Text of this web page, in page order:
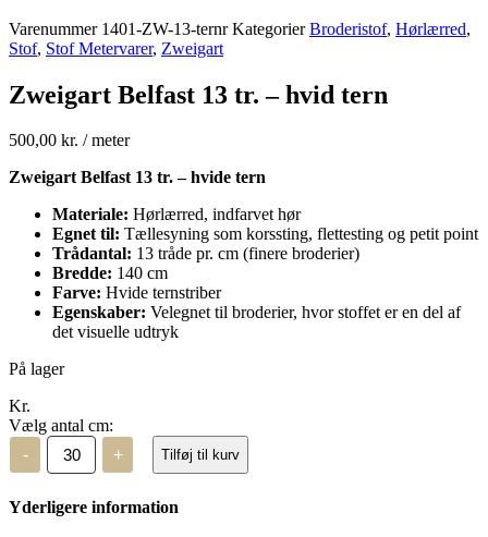
Varenummer 1401-ZW-13-ternrKategorier Broderistof, Hørlærred,
Stof, Stof Metervarer, Zweigart
Zweigart Belfast 13 tr. – hvid tern
500,00 kr. / meter
Zweigart Belfast 13 tr. – hvide tern
Materiale: Hørlærred, indfarvet hør
Egnet til: Tællesyning som korssting, flettesting og petit point
Trådantal: 13 tråde pr. cm (finere broderier)
Bredde: 140 cm
Farve: Hvide ternstriber
Egenskaber: Velegnet til broderier, hvor stoffet er en del af
det visuelle udtryk
På lager
Kr.
Vælg antal cm:
-
Zweigart
Belfast
13
tr.
-
+ Tilføj til kurv
Yderligere information